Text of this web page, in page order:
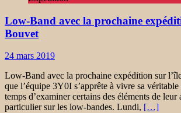
Low-Band avec la prochaine
Bouvet
24 mars 2019
Low-Band avec la prochaine expédition sur
que l’équipe 3Y0I s’apprête à vivre sa
temps d’examiner certains des éléments de
particulier sur les low-bandes. Lundi, […]